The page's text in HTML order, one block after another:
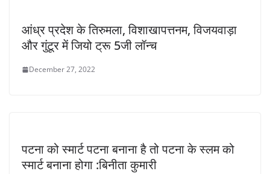
आंध्र प्रदेश के तिरुमला, विशाखापत्तनम, विजयवाड़ा
और गुंटूर में जियो ट्रू 5जी लॉन्च
December 27, 2022
पटना को स्मार्ट पटना बनाना है तो पटना के स्लम को
स्मार्ट बनाना होगा :बिनीता कुमारी